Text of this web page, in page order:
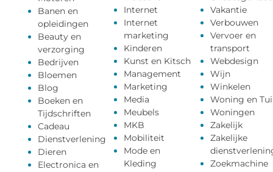
Banen en
opleidingen
Beauty en
verzorging
Bedrijven
Bloemen
Blog
Boeken en
Tijdschriften
Cadeau
Dienstverlening
Dieren
Electronica en
Internet
Internet
marketing
Kinderen
Kunst en Kitsch
Management
Marketing
Media
Meubels
MKB
Mobiliteit
Mode en
Kleding
Vakantie
Verbouwen
Vervoer en
transport
Webdesign
Wijn
Winkelen
Woning en
Woningen
Zakelijk
Zakelijke
Zoekmachine